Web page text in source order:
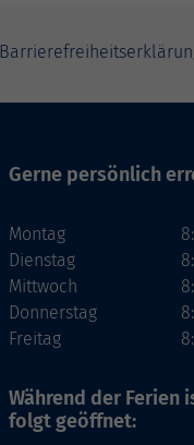
Gerne persönlich
Montag
Dienstag
Mittwoch
Donnerstag
Freitag
Während der Ferien
folgt geöffnet: